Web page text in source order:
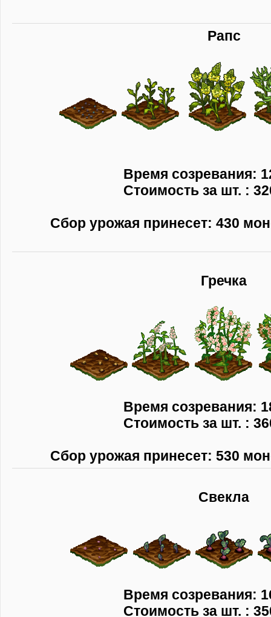
Рапс
Время созревания:
Стоимость за шт. :
Сбор урожая принесет: 430
Гречка
Время созревания:
Стоимость за шт. :
Сбор урожая принесет: 530
Свекла
Время созревания:
Стоимость за шт. :